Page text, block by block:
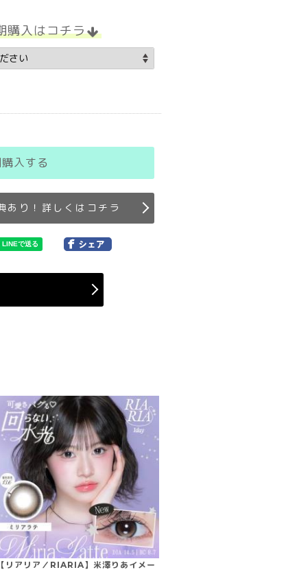
購入はコチラ
入する
あり！詳しくはコチラ
【リアリア／RIARIA】米澤りあイメー